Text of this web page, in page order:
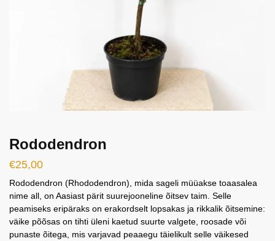
Rododendron
€25,00
Rododendron (Rhododendron), mida sageli müüakse toaasalea
nime all, on Aasiast pärit suurejooneline õitsev taim. Selle
peamiseks eripäraks on erakordselt lopsakas ja rikkalik õitsemine:
väike põõsas on tihti üleni kaetud suurte valgete, roosade või
punaste õitega, mis varjavad peaaegu täielikult selle väikesed